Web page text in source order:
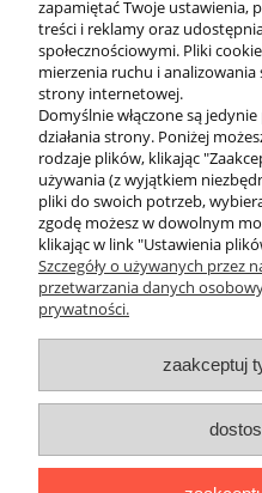
Neck Tite i Orust: Systemy
wymianę kryzy szyjnej w kilka
QCS Oval: Owalne pierścienie
kompatybilne z większością
rynku.
Narzędzia montażowe:
serwis skafandra w warunkach
Wybierając SI-TECH w
które nie zawiedzie Cię
Potrzebujesz pomocy w
w wyborze odpowiedniego
O
zapamiętać Twoje ustawienia,
treści i reklamy oraz
społecznościowymi. Pliki
mierzenia ruchu i
strony internetowej.
Domyślnie włączone są
działania strony. Poniżej
rodzaje plików, klikając
używania (z wyjątkiem
pliki do swoich potrzeb,
zgodę możesz w dowolnym
klikając w link "Ustawienia
Szczegóły o używanych przez
przetwarzania danych
prywatności.
zaakceptuj